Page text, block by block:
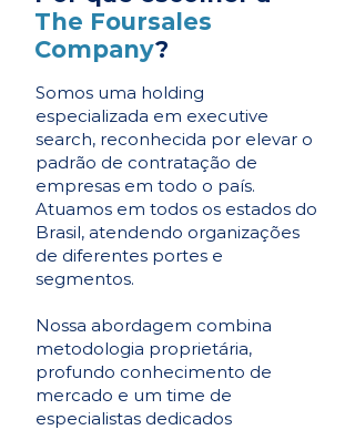
The Foursales
Company?
Somos uma holding
especializada em executive
search, reconhecida por elevar o
padrão de contratação de
empresas em todo o país.
Atuamos em todos os estados do
Brasil, atendendo organizações
de diferentes portes e
segmentos.
Nossa abordagem combina
metodologia proprietária,
profundo conhecimento de
mercado e um time de
especialistas dedicados